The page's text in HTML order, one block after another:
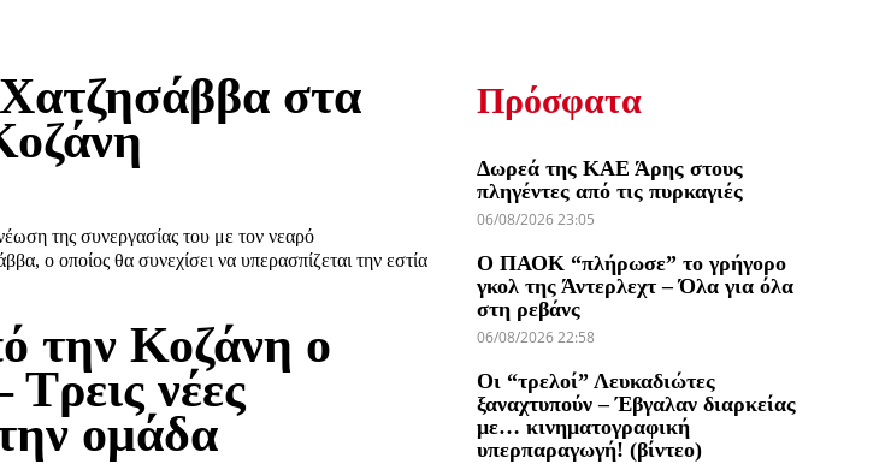
στα
της συνεργασίας του με τον νεαρό
ο οποίος θα συνεχίσει να υπερασπίζεται την εστία
την Κοζάνη ο
νέες
ομάδα
Πρόσφατα
Δωρεά της ΚΑΕ Άρης στους
πληγέντες από τις πυρκαγιές
06/08/2026 23:05
Ο ΠΑΟΚ “πλήρωσε” το γρήγορο
γκολ της Άντερλεχτ – Όλα για όλα
στη ρεβάνς
06/08/2026 22:58
Οι “τρελοί” Λευκαδιώτες
ξαναχτυπούν – Έβγαλαν διαρκείας
με… κινηματογραφική
υπερπαραγωγή! (βίντεο)